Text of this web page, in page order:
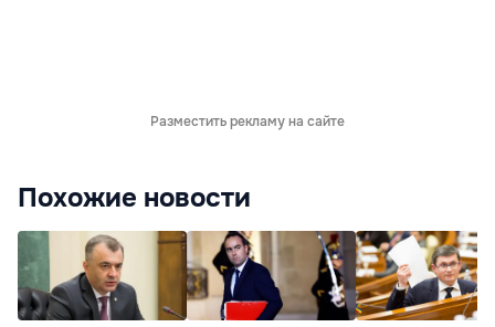
Разместить рекламу на сайте
Похожие новости